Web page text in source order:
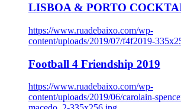
LISBOA & PORTO
https://www.ruadebaixo.com/wp-
content/uploads/2019/07/f4f2019-
Football 4 Friendship 2019
https://www.ruadebaixo.com/wp-
content/uploads/2019/06/carolain-